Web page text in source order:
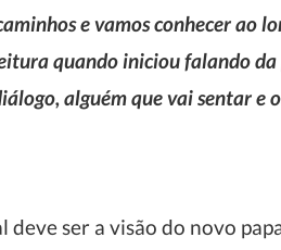
e vamos conhecer ao
quando iniciou falando da
alguém que vai sentar e
ser a visão do novo